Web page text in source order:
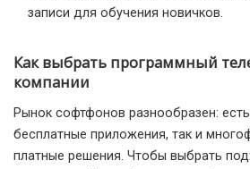
записи для обучения новичков.
Как выбрать программный
компании
Рынок софтфонов разнообразен:
бесплатные приложения, так и
платные решения. Чтобы выбрать